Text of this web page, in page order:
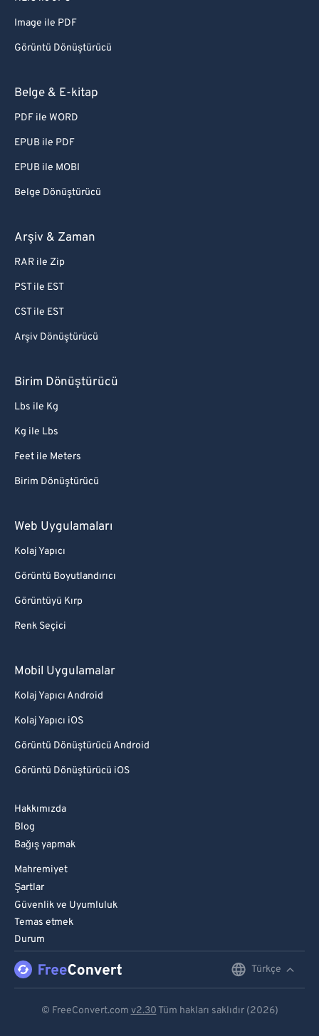
Image ile PDF
Görüntü Dönüştürücü
Belge & E-kitap
PDF ile WORD
EPUB ile PDF
EPUB ile MOBI
Belge Dönüştürücü
Arşiv & Zaman
RAR ile Zip
PST ile EST
CST ile EST
Arşiv Dönüştürücü
Birim Dönüştürücü
Lbs ile Kg
Kg ile Lbs
Feet ile Meters
Birim Dönüştürücü
Web Uygulamaları
Kolaj Yapıcı
Görüntü Boyutlandırıcı
Görüntüyü Kırp
Renk Seçici
Mobil Uygulamalar
Kolaj Yapıcı Android
Kolaj Yapıcı iOS
Görüntü Dönüştürücü Android
Görüntü Dönüştürücü iOS
Hakkımızda
Blog
Bağış yapmak
Mahremiyet
Şartlar
Güvenlik ve Uyumluluk
Temas etmek
Durum
Türkçe
© FreeConvert.com v2.30 Tüm hakları saklıdır (2026)